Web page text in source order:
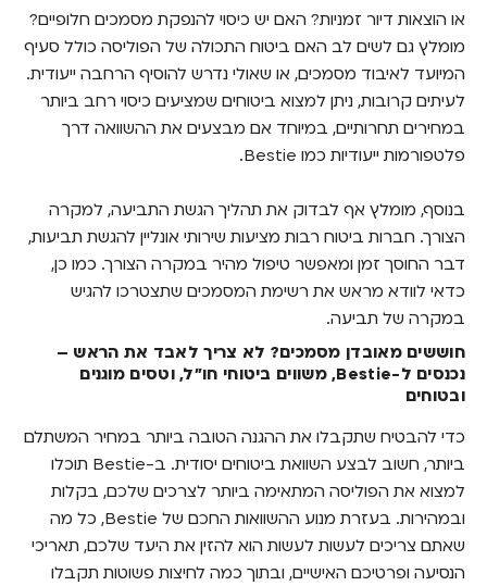
או הוצאות דיור זמניות? האם יש כיסוי להנפקת מסמכים חלופיים?
מומלץ גם לשים לב האם ביטוח התכולה של הפוליסה כולל סעיף
המיועד לאיבוד מסמכים, או שאולי נדרש להוסיף הרחבה ייעודית.
לעיתים קרובות, ניתן למצוא ביטוחים שמציעים כיסוי רחב ביותר
במחירים תחרותיים, במיוחד אם מבצעים את ההשוואה דרך
פלטפורמות ייעודיות כמו Bestie.
בנוסף, מומלץ אף לבדוק את תהליך הגשת התביעה, למקרה
הצורך. חברות ביטוח רבות מציעות שירותי אונליין להגשת תביעות,
דבר החוסך זמן ומאפשר טיפול מהיר במקרה הצורך. כמו כן,
כדאי לוודא מראש את רשימת המסמכים שתצטרכו להגיש
במקרה של תביעה.
חוששים מאובדן מסמכים? לא צריך לאבד את הראש –
נכנסים ל-Bestie, משווים ביטוחי חו"ל, וטסים מוגנים
ובטוחים
כדי להבטיח שתקבלו את ההגנה הטובה ביותר במחיר המשתלם
ביותר, חשוב לבצע השוואת ביטוחים יסודית. ב-Bestie תוכלו
למצוא את הפוליסה המתאימה ביותר לצרכים שלכם, בקלות
ובמהירות. בעזרת מנוע ההשוואות החכם של Bestie, כל מה
שאתם צריכים לעשות לעשות הוא להזין את היעד שלכם, תאריכי
הנסיעה ופרטיכם האישיים, ובתוך כמה לחיצות פשוטות תקבלו